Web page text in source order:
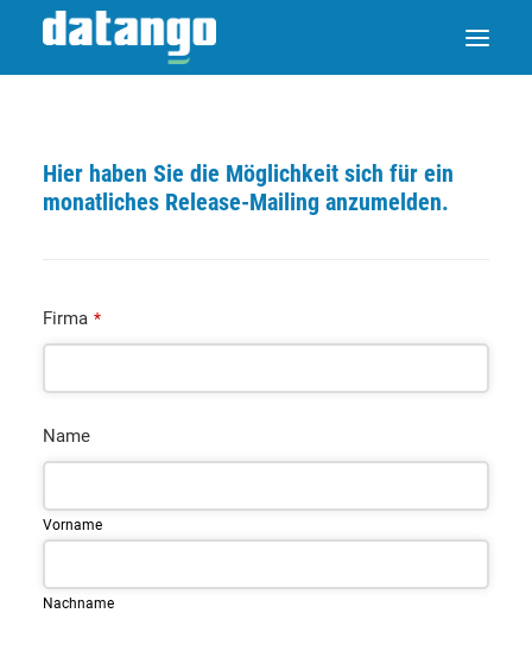
Hier haben Sie die Möglichkeit sich für ein
monatliches Release-Mailing anzumelden.
Firma *
Name
Vorname
Nachname